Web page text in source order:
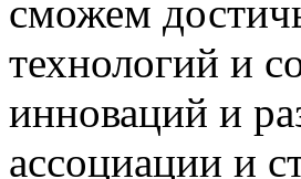
сможем
технологий и
инноваций и
ассоциации и